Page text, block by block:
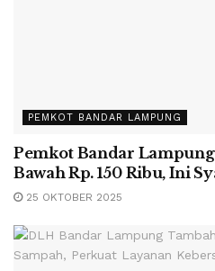
PEMKOT BANDAR LAMPUNG
Pemkot Bandar
Bawah Rp. 150 Ribu, Ini
25 OKTOBER 2025